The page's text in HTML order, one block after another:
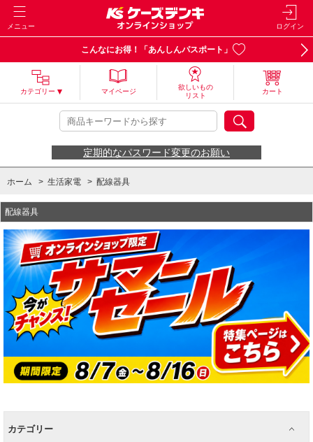
メニュー ログイン
こんなにお得！「あんしんパスポート」
カテゴリー マイページ
欲しいもの
リスト
カート
定期的なパスワード変更のお願い
ホーム > 生活家電 > 配線器具
配線器具
カテゴリー